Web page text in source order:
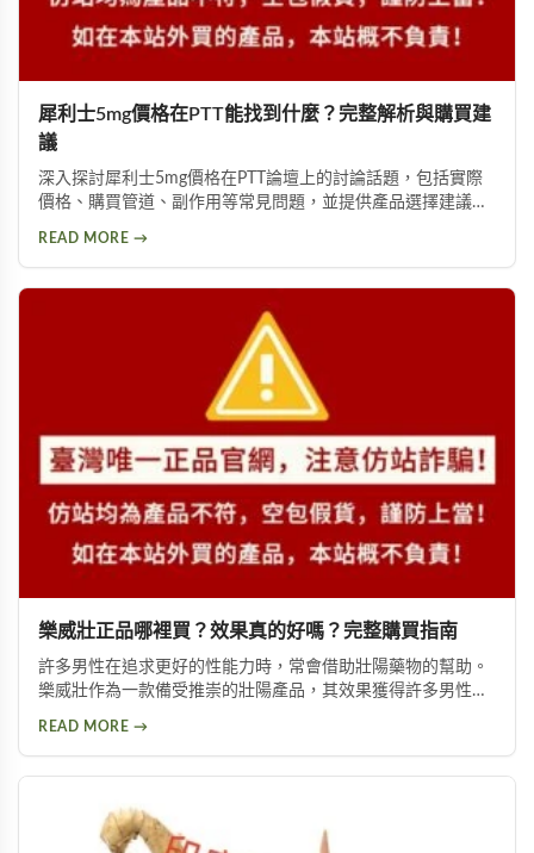
犀利士5mg價格在PTT能找到什麼？完整解析與購買建
議
深入探討犀利士5mg價格在PTT論壇上的討論話題，包括實際
價格、購買管道、副作用等常見問題，並提供產品選擇建議，
READ MORE →
樂威壯正品哪裡買？效果真的好嗎？完整購買指南
許多男性在追求更好的性能力時，常會借助壯陽藥物的幫助。
樂威壯作為一款備受推崇的壯陽產品，其效果獲得許多男性朋
READ MORE →